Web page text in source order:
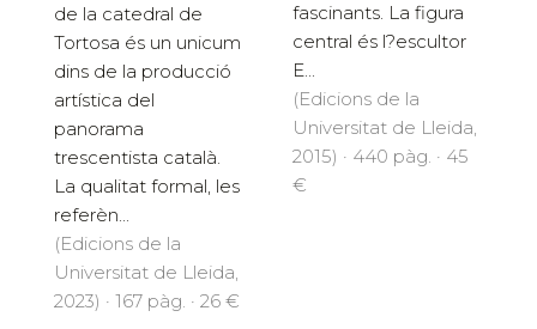
de la catedral de
Tortosa és un unicum
dins de la producció
artística del
panorama
trescentista català.
La qualitat formal, les
referèn...
(Edicions de la
Universitat de Lleida,
2023) · 167 pàg. · 26 €
fascinants. La figura
central és l?escultor
E...
(Edicions de la
Universitat de Lleida,
2015) · 440 pàg. · 45
€